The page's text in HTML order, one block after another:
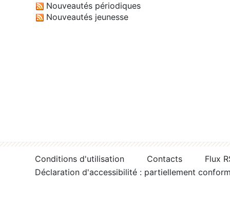
Nouveautés périodiques
Nouveautés jeunesse
Conditions d'utilisation Contacts
Flux
Déclaration d'accessibilité : partiellement